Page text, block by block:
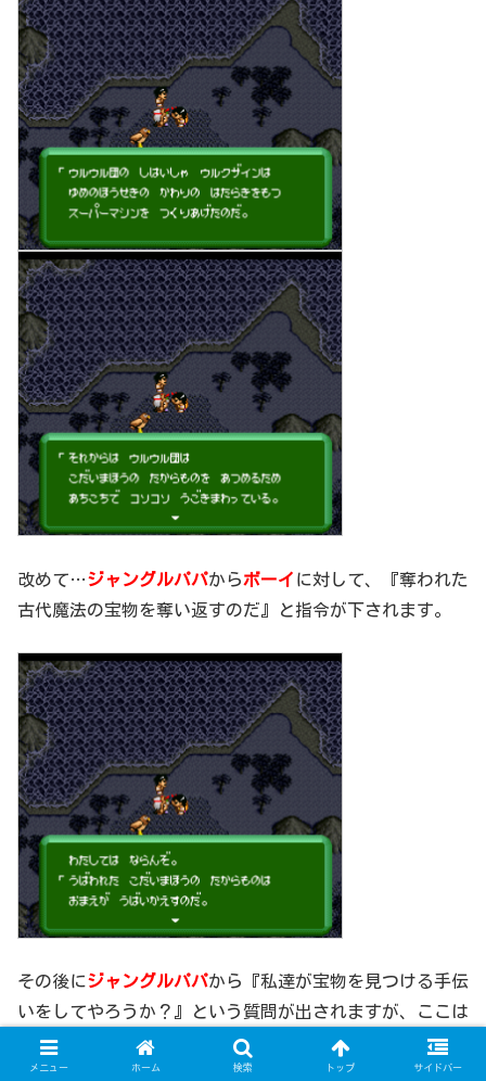
改めて…ジャングルパパからボーイ に対して、『奪われた
古代魔法の宝物を奪い返すのだ』と指令が下されます。
その後にジャングルパパから『私達が宝物を見つける手伝
いをしてやろうか？』という質問が出されますが、ここは
男の意地として『いいや』と答え、独力で『ウルウル団』
を阻止することを選択しましょう。
メニュー ホーム 検索 トップ サイドバー